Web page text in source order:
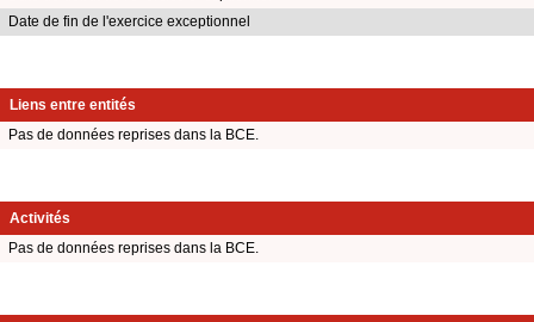
Date de fin de l'exercice exceptionnel
Liens entre entités
Pas de données reprises dans la BCE.
Activités
Pas de données reprises dans la BCE.